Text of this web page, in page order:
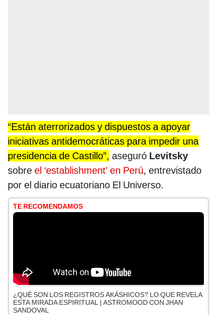
“Están aterrorizados y dispuestos a apoyar
iniciativas antidemocráticas para impedir una
presidencia de Castillo”, aseguró Levitsky
sobre el ‘establishment’ en Perú, entrevistado
por el diario ecuatoriano El Universo.
TE RECOMENDAMOS
¿QUÉ SON LOS REGISTROS AKÁSHICOS? LO QUE REVELA
ESTA MIRADA ESPIRITUAL | ASTROMOOD CON JHAN
SANDOVAL